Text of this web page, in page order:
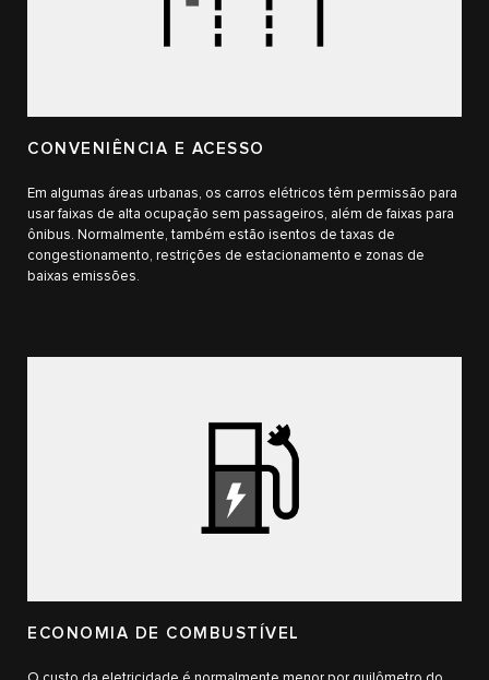
CONVENIÊNCIA E ACESSO
Em algumas áreas urbanas, os carros elétricos têm permissão para
usar faixas de alta ocupação sem passageiros, além de faixas para
ônibus. Normalmente, também estão isentos de taxas de
congestionamento, restrições de estacionamento e zonas de
baixas emissões.
ECONOMIA DE COMBUSTÍVEL